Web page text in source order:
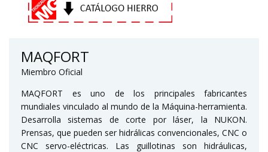
MAQFORT
Miembro Oficial
MAQFORT es uno de los principales fabricantes
mundiales vinculado al mundo de la Máquina-herramienta.
Desarrolla sistemas de corte por láser, la NUKON.
Prensas, que pueden ser hidrálicas convencionales, CNC o
CNC servo-eléctricas. Las guillotinas son hidráulicas,